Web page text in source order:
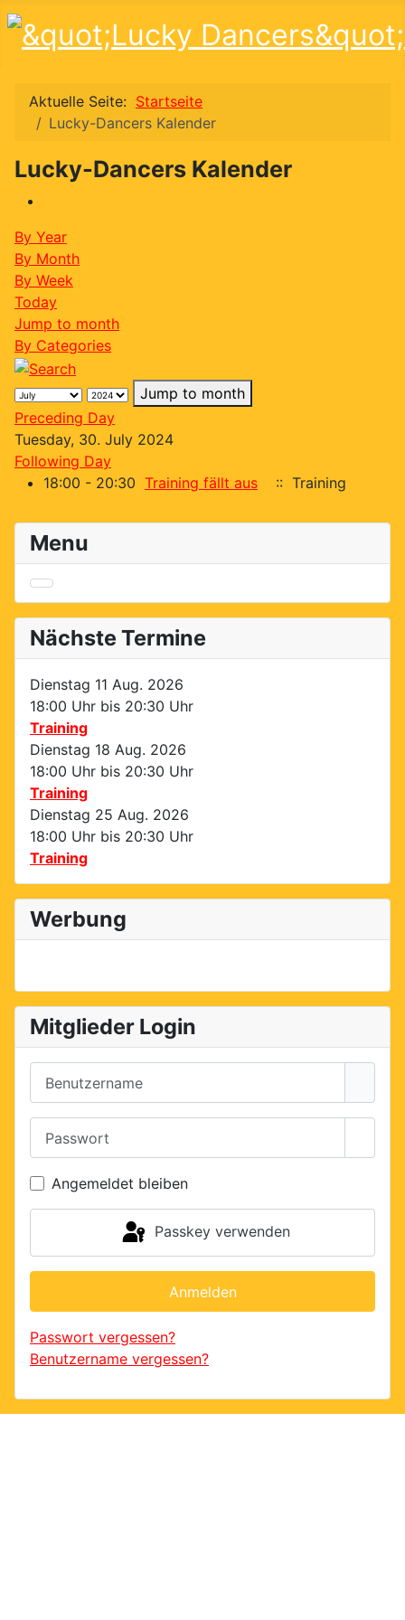
Menu
Nächste Termine
Dienstag 11 Aug. 2026
18:00 Uhr bis 20:30 Uhr
Training
Dienstag 18 Aug. 2026
18:00 Uhr bis 20:30 Uhr
Training
Dienstag 25 Aug. 2026
18:00 Uhr bis 20:30 Uhr
Training
Werbung
Mitglieder Login
Angemeldet bleiben
Passkey verwenden
Anmelden
Passwort vergessen?
Benutzername vergessen?
Aktuelle Seite: Startseite
Lucky-Dancers Kalender
Lucky-Dancers Kalender
By Year
By Month
By Week
Today
Jump to month
By Categories
Jump to month
Preceding Day
Tuesday, 30. July 2024
Following Day
18:00 - 20:30 Training fällt aus :: Training